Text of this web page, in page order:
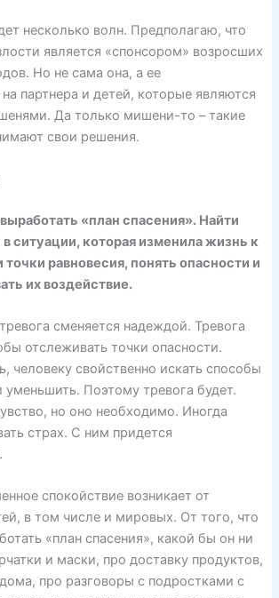
несколько волн. Предполагаю, что
является «спонсором» возросших
Но не сама она, а ее
партнера и детей, которые являются
Да только мишени-то – такие
свои решения.
«план спасения». Найти
ситуации, которая изменила жизнь к
равновесия, понять опасности и
их воздействие.
сменяется надеждой. Тревога
отслеживать точки опасности.
человеку свойственно искать способы
уменьшить. Поэтому тревога будет.
но оно необходимо. Иногда
страх. С ним придется
спокойствие возникает от
в том числе и мировых. От того, что
«план спасения», какой бы он ни
и маски, про доставку продуктов,
про разговоры с подростками с